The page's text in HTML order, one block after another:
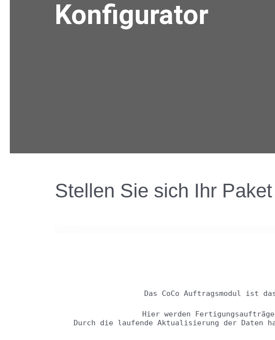
Konfigurator
Stellen Sie sich Ihr
Das CoCo Auftragsmodul ist
Hier werden
Durch die laufende Aktualisierung der Daten